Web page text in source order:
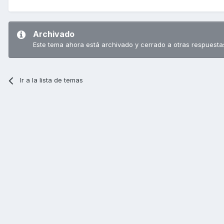
Archivado
Este tema ahora está archivado y cerrado a otras
Ir a la lista de temas